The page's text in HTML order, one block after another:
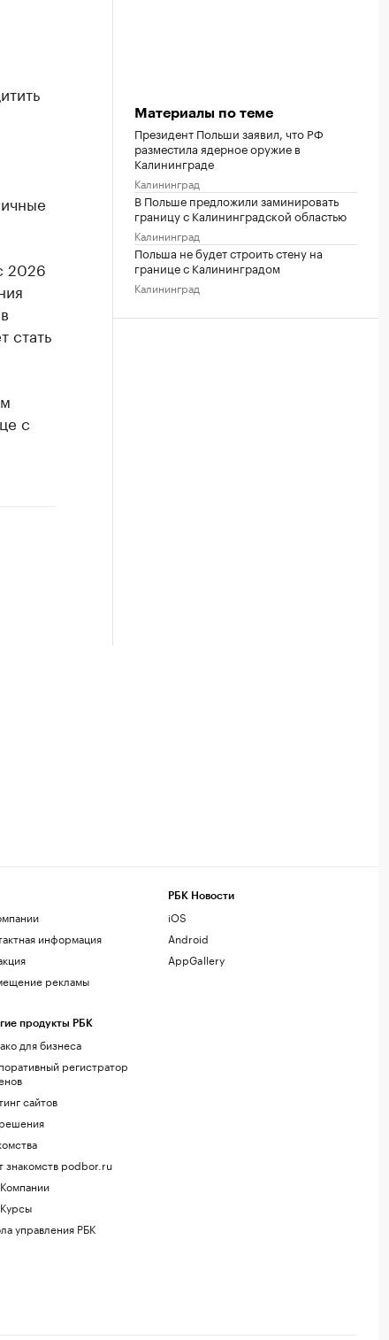
2026
стать
с
Материалы по теме
Президент Польши заявил, что РФ
разместила ядерное оружие в
Калининграде
Калининград
В Польше предложили заминировать
границу с Калининградской областью
Калининград
Польша не будет строить стену на
границе с Калининградом
Калининград
информация
рекламы
продукты РБК
для бизнеса
регистратор
сайтов
знакомств podbor.ru
управления РБК
РБК Новости
iOS
Android
AppGallery